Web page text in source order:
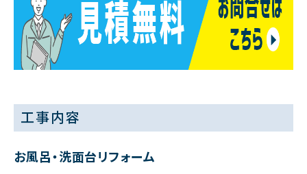
工事内容
お風呂・洗面台リフォーム